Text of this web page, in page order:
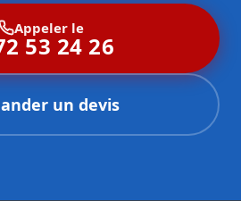
Appeler le
53 24 26
un devis